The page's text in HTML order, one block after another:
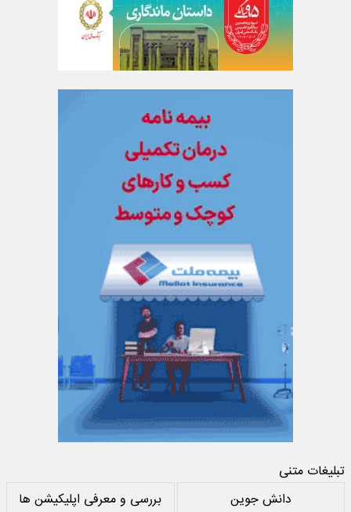
تبلیغات متنی
دانش جوین
بررسی و معرفی اپلیکیشن ها